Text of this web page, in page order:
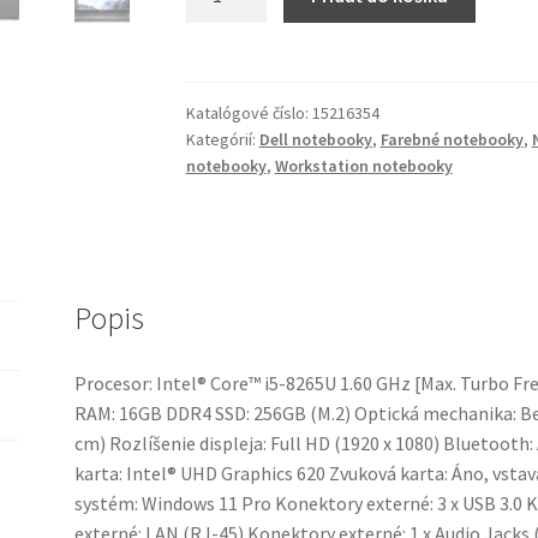
5400
(Touchscreen)
Katalógové číslo: 15216354
Kategórií: Dell notebooky, Farebné notebooky,
notebooky, Workstation notebooky
Popis
Procesor: Intel® Core™ i5-8265U 1.60 GHz [Max. Turbo
RAM: 16GB DDR4 SSD: 256GB (M.2) Optická
cm) Rozlíšenie displeja: Full HD (1920 x 1080)
karta: Intel® UHD Graphics 620 Zvuková karta: Áno,
systém: Windows 11 Pro Konektory externé: 3 x USB